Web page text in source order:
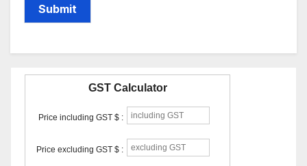
Submit
GST Calculator
Price including GST $ :
Price excluding GST $ :